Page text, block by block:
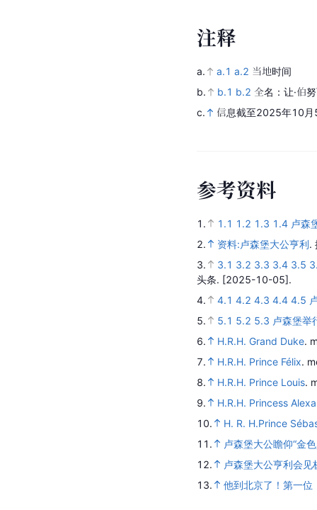
注释
a. a.1 a.2 当地时间
b.
b.1 b.2 全名：让·伯
c.
信息截至2025年10月
参考资料
1. 1.1 1.2 1.3 1.4 卢森
2.
资料:卢森堡大公亨利.
3.
3.1 3.2 3.3 3.4 3.5
头条. [2025-10-05].
4.
4.1 4.2 4.3 4.4 4.5
5.
5.1 5.2 5.3 卢森堡举
6.
H.R.H. Grand Duke.
7.
H.R.H. Prince Félix.
8.
H.R.H. Prince Louis.
9.
H.R.H. Princess
10.
H. R. H.Prince
11.
卢森堡大公瞻仰“金
12.
卢森堡大公亨利会见
13.
他到北京了！第一